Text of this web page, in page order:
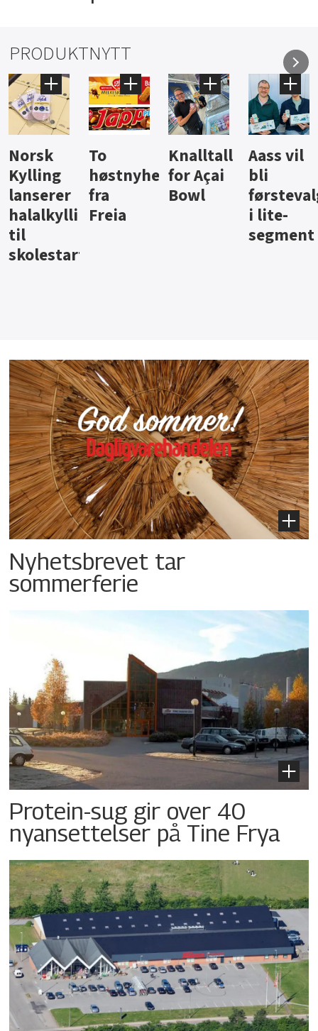
PRODUKTNYTT
Knalltall
for Açai
Bowl
Aass vil
bli
førstevalg
i lite-
Brus og
jus fra
Berentsen
Hard
iste fra
Hansa
Nyhetsbrevet tar
sommerferie
Protein-sug gir over 40
nyansettelser på Tine Frya